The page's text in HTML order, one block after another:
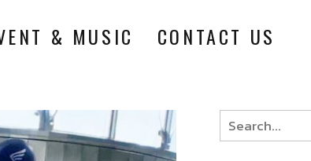
& MUSIC CONTACT US